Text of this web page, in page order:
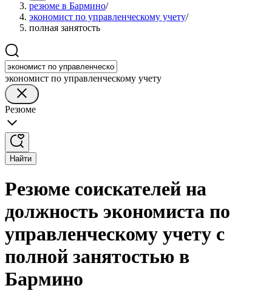
резюме в Бармино/
экономист по управленческому учету/
полная занятость
экономист по управленческому учету
Резюме
Найти
Резюме соискателей на
должность экономиста по
управленческому учету с
полной занятостью в
Бармино